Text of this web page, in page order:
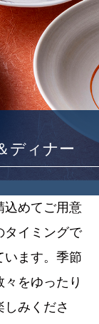
ディナー
込めてご用意
タイミングで
います。季節
をゆったり
しみくださ